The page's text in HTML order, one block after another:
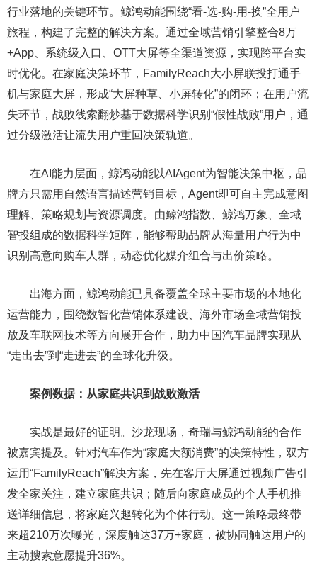
行业落地的关键环节。鲸鸿动能围绕“看-选-购-用-换”全用户
旅程，构建了完整的解决方案。通过全域营销引擎整合8万
+App、系统级入口、OTT大屏等全渠道资源，实现跨平台实
时优化。在家庭决策环节，FamilyReach大小屏联投打通手
机与家庭大屏，形成“大屏种草、小屏转化”的闭环；在用户流
失环节，战败线索翻炒基于数据科学识别“假性战败”用户，通
过分级激活让流失用户重回决策轨道。
在AI能力层面，鲸鸿动能以AIAgent为智能决策中枢，品
牌方只需用自然语言描述营销目标，Agent即可自主完成意图
理解、策略规划与资源调度。由鲸鸿指数、鲸鸿万象、全域
智投组成的数据科学矩阵，能够帮助品牌从海量用户行为中
识别高意向购车人群，动态优化媒介组合与出价策略。
出海方面，鲸鸿动能已具备覆盖全球主要市场的本地化
运营能力，围绕数智化营销体系建设、海外市场全域营销投
放及车联网技术等方向展开合作，助力中国汽车品牌实现从
“走出去”到“走进去”的全球化升级。
案例数据：从家庭共识到战败激活
实战是最好的证明。沙龙现场，奇瑞与鲸鸿动能的合作
被嘉宾提及。针对汽车作为“家庭大额消费”的决策特性，双方
运用“FamilyReach”解决方案，先在客厅大屏通过视频广告引
发全家关注，建立家庭共识；随后向家庭成员的个人手机推
送详细信息，将家庭兴趣转化为个体行动。这一策略最终带
来超210万次曝光，深度触达37万+家庭，被协同触达用户的
主动搜索意愿提升36%。